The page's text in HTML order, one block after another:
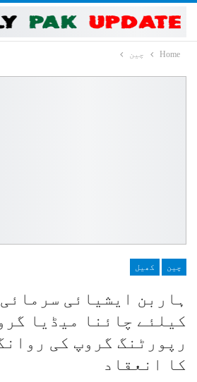
Home چین
چین کھیل
ہاربن ایشیائی
کیلئے چائنا میڈیا
رپورٹنگ گروپ کی
کا انعقاد